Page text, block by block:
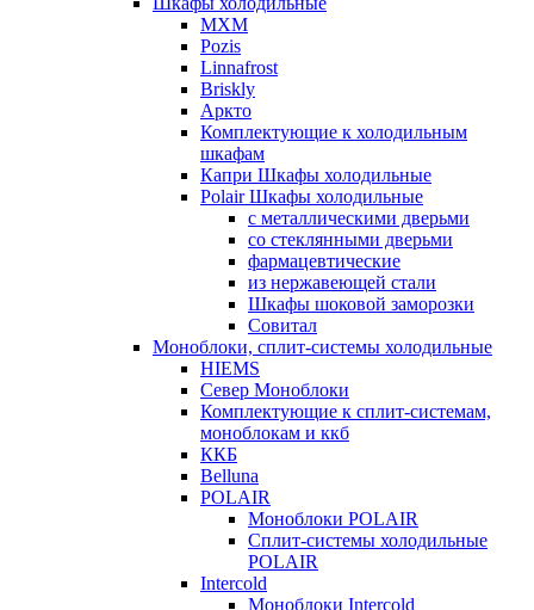
МХМ
Pozis
Linnafrost
Briskly
Аркто
Комплектующие к холодильным
шкафам
Капри Шкафы холодильные
Polair Шкафы холодильные
с металлическими дверьми
со стеклянными дверьми
фармацевтические
из нержавеющей стали
Шкафы шоковой заморозки
Совитал
Моноблоки, сплит-системы холодильные
HIEMS
Север Моноблоки
Комплектующие к сплит-системам,
моноблокам и ккб
ККБ
Belluna
POLAIR
Моноблоки POLAIR
Сплит-системы холодильные
POLAIR
Intercold
Моноблоки Intercold